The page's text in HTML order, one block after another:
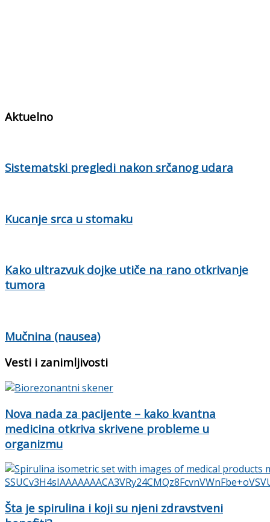
Aktuelno
Sistematski pregledi nakon srčanog udara
Kucanje srca u stomaku
Kako ultrazvuk dojke utiče na rano otkrivanje
tumora
Mučnina (nausea)
Vesti i zanimljivosti
Nova nada za pacijente – kako kvantna
medicina otkriva skrivene probleme u
organizmu
Šta je spirulina i koji su njeni zdravstveni